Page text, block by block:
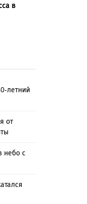
в
летний
от
небо с